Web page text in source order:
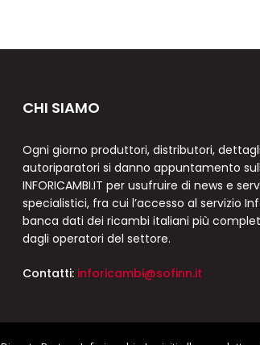
CHI SIAMO
Ogni giorno produttori, distributori,
autoriparatori si danno appuntamento
INFORICAMBI.IT per usufruire di news e
specialistici, fra cui l’accesso al servizio
banca dati dei ricambi italiani più
dagli operatori del settore.
Contatti: inforicambi@sofinn.it